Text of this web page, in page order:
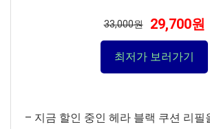
33,000원 29,700원
최저가 보러가기
– 지금 할인 중인 헤라 블랙 쿠션 리필